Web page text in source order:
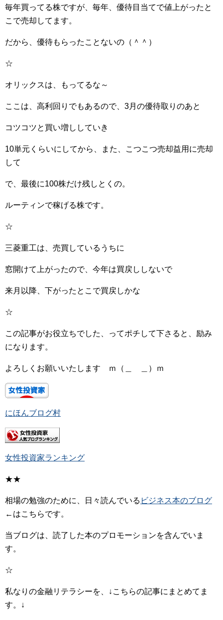
毎年買ってる株ですが、毎年、優待目当てで値上がったと
こで売却してます。
だから、優待もらったことないの（＾＾）
☆
オリックスは、もってるな～
ここは、高利回りでもあるので、3月の優待取りのあと
コツコツと買い増ししていき
10単元くらいにしてから、また、こつこつ売却益用に売却
して
で、最後に100株だけ残しとくの。
ルーティンで稼げる株です。
☆
三菱重工は、売買しているうちに
窓開けて上がったので、今年は買戻ししないで
来月以降、下がったとこで買戻しかな
☆
この記事がお役立ちでした、ってポチして下さると、励み
になります。
よろしくお願いいたします ｍ（＿ ＿）ｍ
にほんブログ村
女性投資家ランキング
★★
相場の勉強のために、日々読んでいる ビジネス本のブログ
←はこちらです。
当ブログは、読了した本のプロモーションを含んでいま
す。
☆
私なりの金融リテラシーを、↓こちらの記事にまとめてま
す。↓